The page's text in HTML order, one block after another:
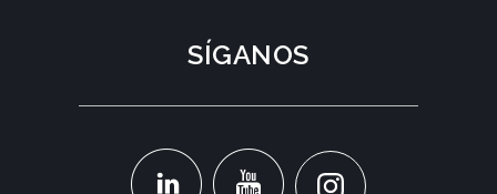
SÍGANOS